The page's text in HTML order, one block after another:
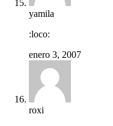
yamila
:loco:
enero 3, 2007
roxi